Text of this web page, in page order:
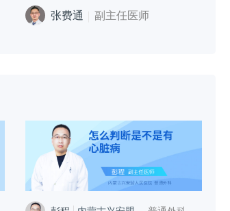
张费通 副主任医师